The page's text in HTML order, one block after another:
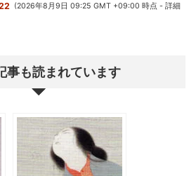
(2026年8月9日 09:25 GMT +09:00 時点 -詳細
事も読まれています